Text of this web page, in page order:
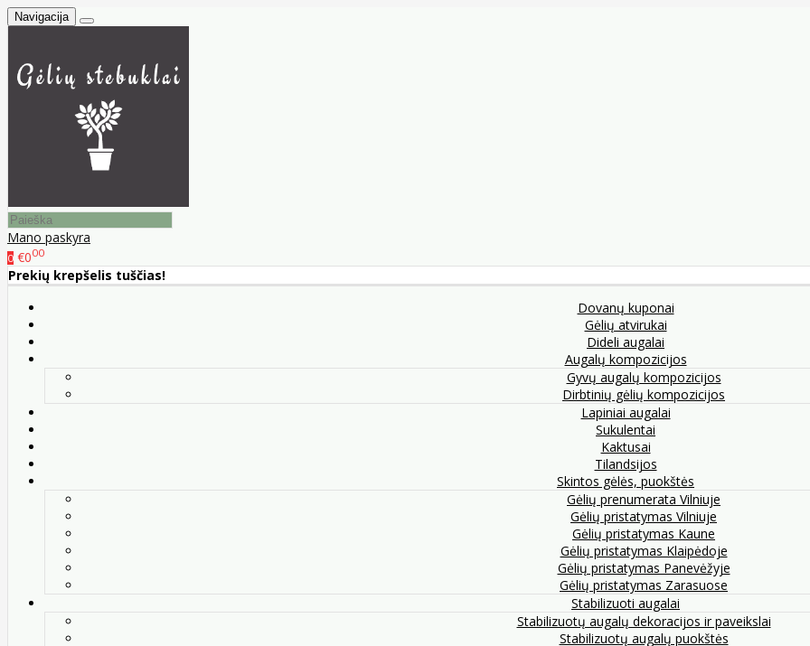
Navigacija
Mano paskyra
0 €000
Prekių krepšelis tuščias!
Dovanų kuponai
Gėlių atvirukai
Dideli augalai
Augalų kompozicijos
Gyvų augalų kompozicijos
Dirbtinių gėlių kompozicijos
Lapiniai augalai
Sukulentai
Kaktusai
Tilandsijos
Skintos gėlės, puokštės
Gėlių prenumerata Vilniuje
Gėlių pristatymas Vilniuje
Gėlių pristatymas Kaune
Gėlių pristatymas Klaipėdoje
Gėlių pristatymas Panevėžyje
Gėlių pristatymas Zarasuose
Stabilizuoti augalai
Stabilizuotų augalų dekoracijos ir paveikslai
Stabilizuotų augalų puokštės